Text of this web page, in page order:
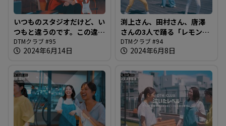
いつものスタジオだけど、い
つもと違うのです。この違和
感に気がつける人1％以下＠
DTMクラブ #95
DTMクラブ #95
2024年6月14日
渕上さん、田村さん、唐澤
さんの3人で踊る「レモンチ
の1週間」のMVが完成しま
した＠DTMクラブ #94
DTMクラブ #94
2024年6月8日